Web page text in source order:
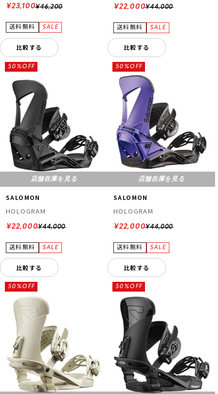
¥46,200
¥23,100
比較する
¥44,000
¥22,000
比較する
店舗在庫を見る
SALOMON
HOLOGRAM
¥44,000
50%OFF
¥22,000
比較する
店舗在庫を見る
SALOMON
HOLOGRAM
¥44,000
50%OFF
¥22,000
比較する
50%OFF 50%OFF